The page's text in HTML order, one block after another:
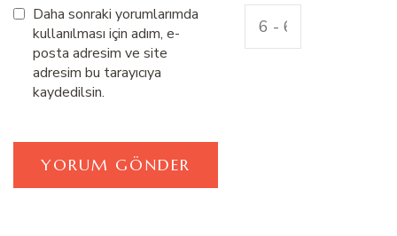
Daha sonraki yorumlarımda
kullanılması için adım, e-
posta adresim ve site
adresim bu tarayıcıya
kaydedilsin.